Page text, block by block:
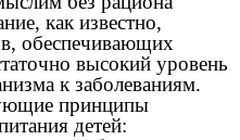
как известно,
обеспечивающих
высокий уровень
к заболеваниям.
принципы
детей: